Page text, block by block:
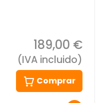
189,00 €
(IVA incluido)
Comprar